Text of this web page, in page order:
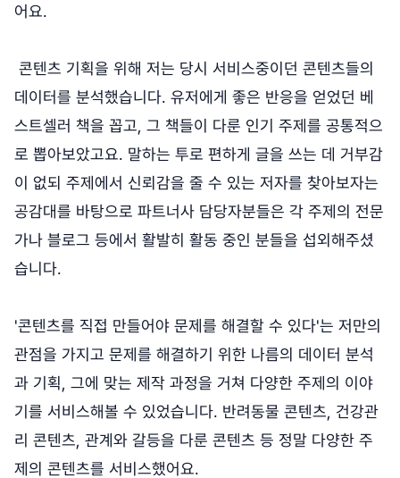
어요.
콘텐츠 기획을 위해 저는 당시 서비스중이던 콘텐츠들의
데이터를 분석했습니다. 유저에게 좋은 반응을 얻었던 베
스트셀러 책을 꼽고, 그 책들이 다룬 인기 주제를 공통적으
로 뽑아보았고요. 말하는 투로 편하게 글을 쓰는 데 거부감
이 없되 주제에서 신뢰감을 줄 수 있는 저자를 찾아보자는
공감대를 바탕으로 파트너사 담당자분들은 각 주제의 전문
가나 블로그 등에서 활발히 활동 중인 분들을 섭외해주셨
습니다.
'콘텐츠를 직접 만들어야 문제를 해결할 수 있다'는 저만의
관점을 가지고 문제를 해결하기 위한 나름의 데이터 분석
과 기획, 그에 맞는 제작 과정을 거쳐 다양한 주제의 이야
기를 서비스해볼 수 있었습니다. 반려동물 콘텐츠, 건강관
리 콘텐츠, 관계와 갈등을 다룬 콘텐츠 등 정말 다양한 주
제의 콘텐츠를 서비스했어요.